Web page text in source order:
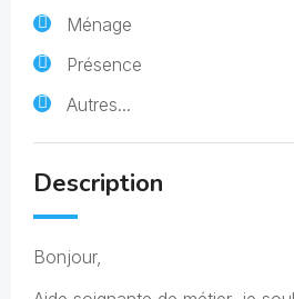
Ménage
Présence
Autres...
Description
Bonjour,